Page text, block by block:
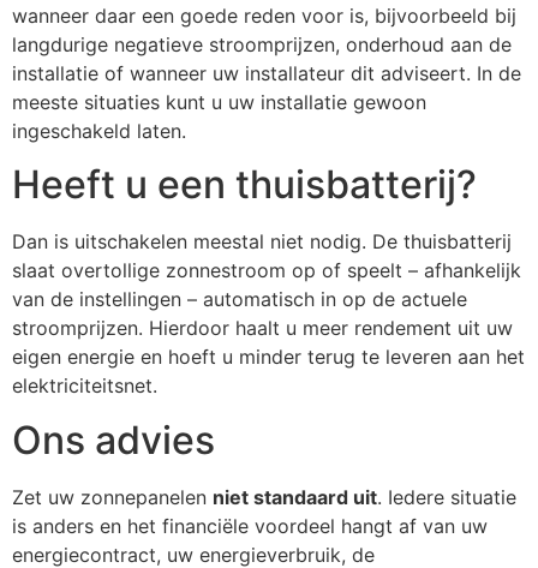
wanneer daar een goede reden voor is, bijvoorbeeld bij
langdurige negatieve stroomprijzen, onderhoud aan de
installatie of wanneer uw installateur dit adviseert. In de
meeste situaties kunt u uw installatie gewoon
ingeschakeld laten.
Heeft u een thuisbatterij?
Dan is uitschakelen meestal niet nodig. De thuisbatterij
slaat overtollige zonnestroom op of speelt – afhankelijk
van de instellingen – automatisch in op de actuele
stroomprijzen. Hierdoor haalt u meer rendement uit uw
eigen energie en hoeft u minder terug te leveren aan het
elektriciteitsnet.
Ons advies
Zet uw zonnepanelen niet standaard uit. Iedere situatie
is anders en het financiële voordeel hangt af van uw
energiecontract, uw energieverbruik, de